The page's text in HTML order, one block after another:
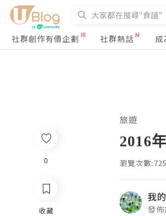
社群創作有價企劃
社群熱話
0
收藏
旅遊
2016
瀏覽次數:725
我
發